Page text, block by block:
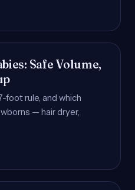
Safe Volume,
foot rule, and which
— hair dryer,